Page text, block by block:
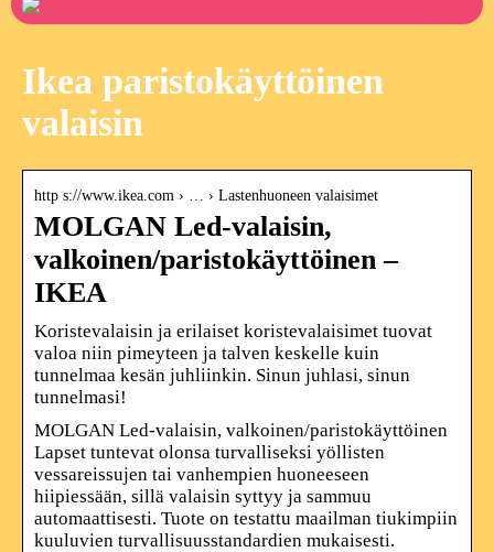
Ikea paristokäyttöinen
valaisin
http s://www.ikea.com › … › Lastenhuoneen valaisimet
MOLGAN Led-valaisin,
valkoinen/paristokäyttöinen –
IKEA
Koristevalaisin ja erilaiset koristevalaisimet tuovat
valoa niin pimeyteen ja talven keskelle kuin
tunnelmaa kesän juhliinkin. Sinun juhlasi, sinun
tunnelmasi!
MOLGAN Led-valaisin, valkoinen/paristokäyttöinen
Lapset tuntevat olonsa turvalliseksi yöllisten
vessareissujen tai vanhempien huoneeseen
hiipiessään, sillä valaisin syttyy ja sammuu
automaattisesti. Tuote on testattu maailman tiukimpiin
kuuluvien turvallisuusstandardien mukaisesti.